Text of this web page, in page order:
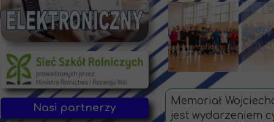
Nasi partnerzy
Memoriał
jest wydarzeniem